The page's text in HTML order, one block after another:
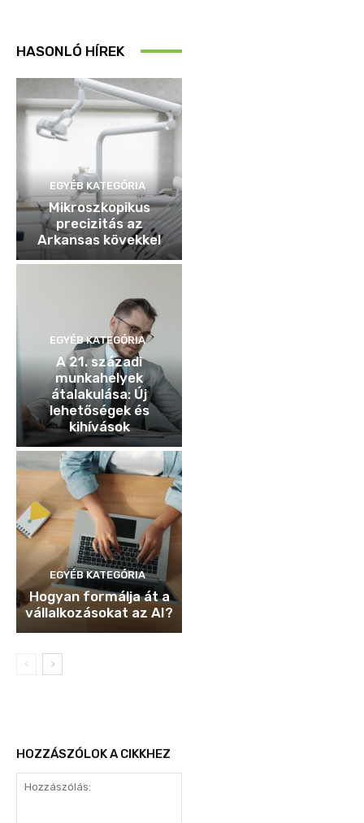
HASONLÓ HÍREK
EGYÉB KATEGÓRIA
Mikroszkopikus
precizitás az
Arkansas kövekkel
EGYÉB KATEGÓRIA
A 21. századi
munkahelyek
átalakulása: Új
lehetőségek és
kihívások
EGYÉB KATEGÓRIA
Hogyan formálja át a
vállalkozásokat az AI?
HOZZÁSZÓLOK A CIKKHEZ